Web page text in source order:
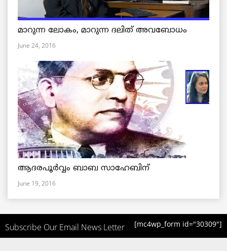
മാറുന്ന ലോകം, മാറുന്ന ദലിത് അവബോധം
June 24, 2016
ആദരപൂര്‍വ്വം ബാബ സാഹേബിന്
June 19, 2016
Subscribe Our Email News Letter [mc4wp_form id="30309"]